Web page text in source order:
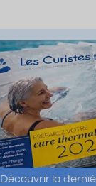
Découvrir la